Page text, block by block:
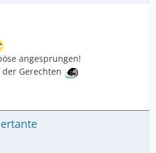
angesprungen!
Gerechten